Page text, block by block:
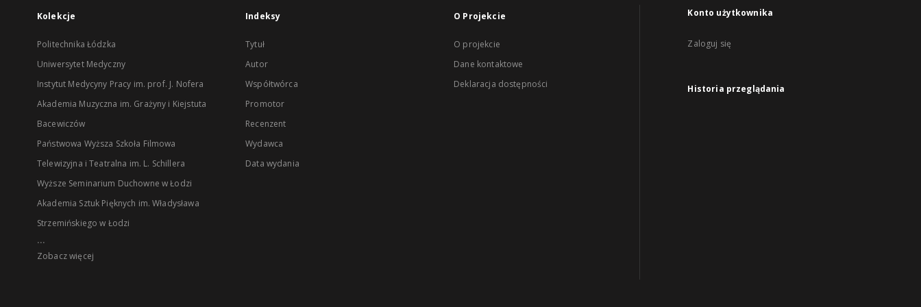
Kolekcje
Politechnika Łódzka
Uniwersytet Medyczny
Instytut Medycyny Pracy im. prof. J. Nofera
Akademia Muzyczna im. Grażyny i Kiejstuta
Bacewiczów
Państwowa Wyższa Szkoła Filmowa
Telewizyjna i Teatralna im. L. Schillera
Wyższe Seminarium Duchowne w Łodzi
Akademia Sztuk Pięknych im. Władysława
Strzemińskiego w Łodzi
...
Zobacz więcej
Indeksy
Tytuł
Autor
Współtwórca
Promotor
Recenzent
Wydawca
Data wydania
O Projekcie
O projekcie
Dane kontaktowe
Deklaracja dostępności
Konto użytkownika
Zaloguj się
Historia przeglądania